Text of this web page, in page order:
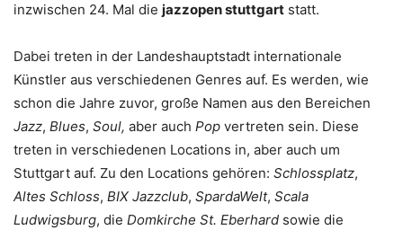
inzwischen 24. Mal die jazzopen stuttgart statt.
Dabei treten in der Landeshauptstadt internationale
Künstler aus verschiedenen Genres auf. Es werden, wie
schon die Jahre zuvor, große Namen aus den Bereichen
Jazz, Blues, Soul, aber auch Pop vertreten sein. Diese
treten in verschiedenen Locations in, aber auch um
Stuttgart auf. Zu den Locations gehören: Schlossplatz,
Altes Schloss, BIX Jazzclub, SpardaWelt, Scala
Ludwigsburg, die Domkirche St. Eberhard sowie die